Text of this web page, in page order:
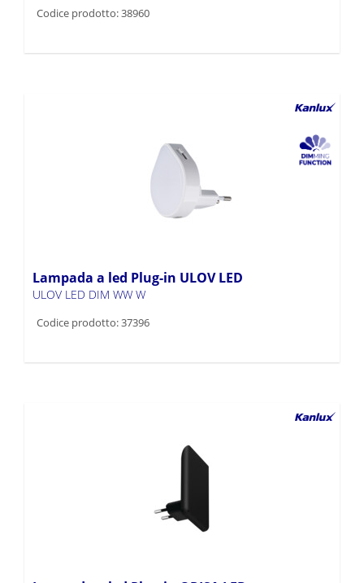
Codice prodotto: 38960
Lampada a led Plug-in ULOV LED
ULOV LED DIM WW W
Codice prodotto: 37396